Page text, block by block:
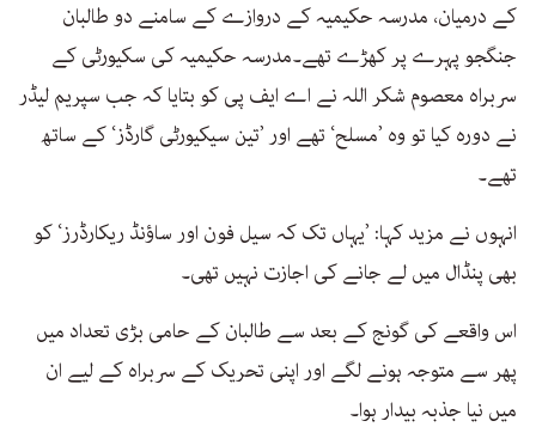
کے درمیان، مدرسہ حکیمیہ کے دروازے کے سامنے دو طالبان
جنگجو پہرے پر کھڑے تھے۔مدرسہ حکیمیہ کی سکیورٹی کے
سربراہ معصوم شکر اللہ نے اے ایف پی کو بتایا کہ جب سپریم لیڈر
نے دورہ کیا تو وہ ’مسلح‘ تھے اور ’تین سیکیورٹی گارڈز‘ کے ساتھ
تھے۔
انہوں نے مزید کہا: ’یہاں تک کہ سیل فون اور ساؤنڈ ریکارڈرز‘ کو
بھی پنڈال میں لے جانے کی اجازت نہیں تھی۔
اس واقعے کی گونج کے بعد سے طالبان کے حامی بڑی تعداد میں
پھر سے متوجہ ہونے لگے اور اپنی تحریک کے سربراہ کے لیے ان
میں نیا جذبہ بیدار ہوا۔